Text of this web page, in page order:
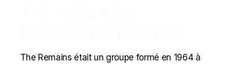
The Remains était un groupe formé en 1964 à